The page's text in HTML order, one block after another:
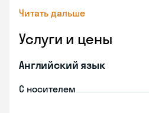
Читать дальше
Услуги и цены
Английский язык
С носителем